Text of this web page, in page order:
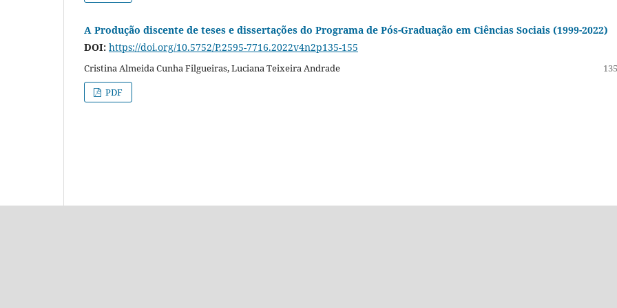
A Produção discente de teses e dissertações do Programa de Pós-Graduação em Ciências Sociais (1999-2022)
DOI: https://doi.org/10.5752/P.2595-7716.2022v4n2p135-155
Cristina Almeida Cunha Filgueiras, Luciana Teixeira Andrade
PDF